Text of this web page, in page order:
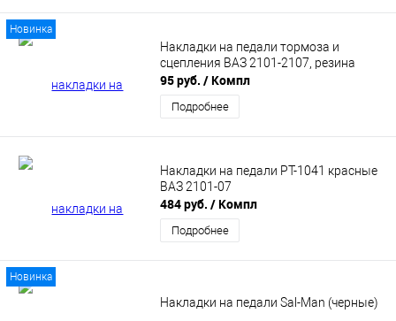
Новинка
Накладки на педали тормоза и
сцепления ВАЗ 2101-2107, резина
95 руб. / Компл
Подробнее
Накладки на педали РТ-1041 красные
ВАЗ 2101-07
484 руб. / Компл
Подробнее
Новинка
Накладки на педали Sal-Man (черные)